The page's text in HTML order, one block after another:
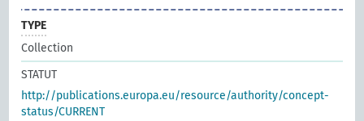
TYPE
Collection
STATUT
http://publications.europa.eu/resource/authority/concept-
status/CURRENT